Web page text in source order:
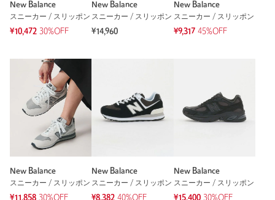
New Balance
スニーカー / スリッポン
¥10,472 30%OFF
New Balance
スニーカー / スリッポン
¥14,960
New Balance
スニーカー / スリッポン
¥9,317 45%OFF
New Balance
スニーカー / スリッポン
¥11,858 30%OFF
New Balance
スニーカー / スリッポン
¥8,382 40%OFF
New Balance
スニーカー / スリッポン
¥15,400 30%OFF